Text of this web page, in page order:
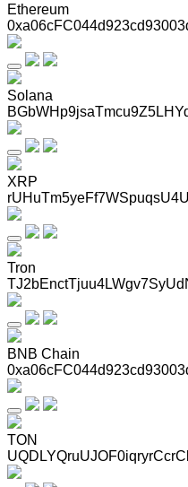
Ethereum
Solana
XRP
Tron
BNB Chain
TON